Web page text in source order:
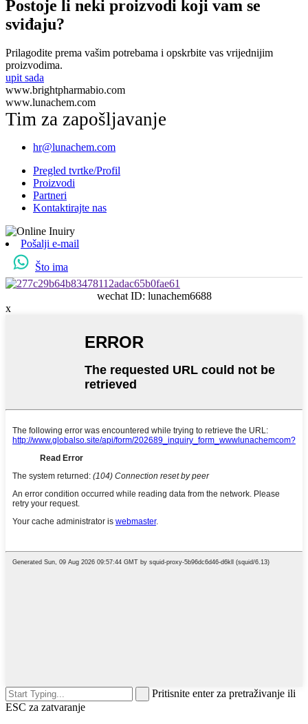
Postoje li neki proizvodi koji vam se
sviđaju?
Prilagodite prema vašim potrebama i opskrbite vas vrijednijim
proizvodima.
upit sada
www.brightpharmabio.com
www.lunachem.com
Tim za zapošljavanje
hr@lunachem.com
Pregled tvrtke/Profil
Proizvodi
Partneri
Kontaktirajte nas
Pošalji e-mail
Što ima
wechat ID: lunachem6688
x
Pritisnite enter za pretraživanje ili
ESC za zatvaranje